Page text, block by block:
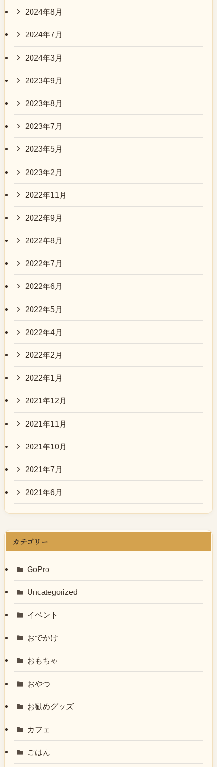
2024年8月
2024年7月
2024年3月
2023年9月
2023年8月
2023年7月
2023年5月
2023年2月
2022年11月
2022年9月
2022年8月
2022年7月
2022年6月
2022年5月
2022年4月
2022年2月
2022年1月
2021年12月
2021年11月
2021年10月
2021年7月
2021年6月
カテゴリー
GoPro
Uncategorized
イベント
おでかけ
おもちゃ
おやつ
お勧めグッズ
カフェ
ごはん